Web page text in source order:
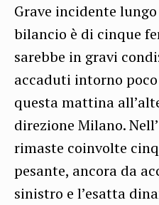
Grave incidente
bilancio è di cinque
sarebbe in gravi
accaduti intorno
questa mattina
direzione Milano.
rimaste coinvolte
pesante, ancora da
sinistro e l’esatta